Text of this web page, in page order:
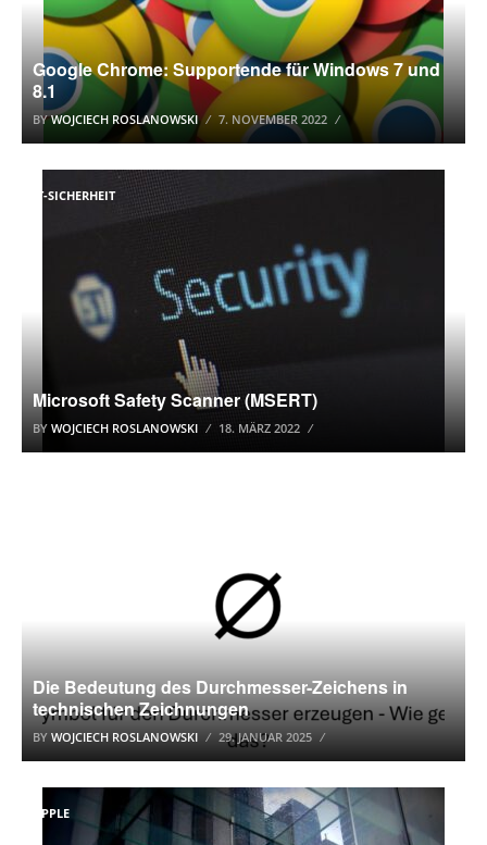
Google Chrome: Supportende für Windows 7 und
8.1
BYWOJCIECH ROSLANOWSKI 7. NOVEMBER 2022
IT-SICHERHEIT
Microsoft Safety Scanner (MSERT)
BY WOJCIECH ROSLANOWSKI 18. MÄRZ 2022
Die Bedeutung des Durchmesser-Zeichens in
technischen Zeichnungen
BY WOJCIECH ROSLANOWSKI 29. JANUAR 2025
APPLE